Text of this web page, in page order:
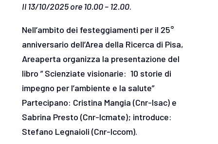
Il 13/10/2025 ore 10.00 – 12.00.
Nell’ambito dei festeggiamenti per il 25°
anniversario dell’Area della Ricerca di Pisa,
Areaperta organizza la presentazione del
libro ” Scienziate visionarie: 10 storie di
impegno per l’ambiente e la salute”
Partecipano: Cristina Mangia (Cnr-Isac) e
Sabrina Presto (Cnr-Icmate); introduce:
Stefano Legnaioli (Cnr-Iccom).